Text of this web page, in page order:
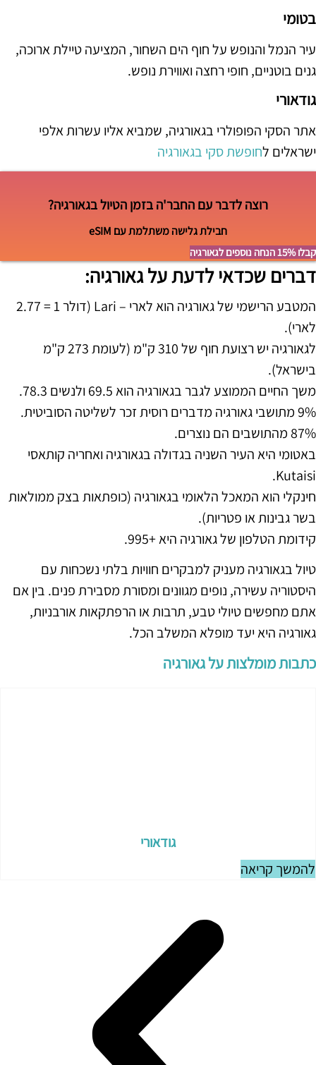
בטומי
עיר הנמל והנופש על חוף הים השחור, המציעה טיילת ארוכה,
גנים בוטניים, חופי רחצה ואווירת נופש.
גודאורי
אתר הסקי הפופולרי בגאורגיה, שמביא אליו עשרות אלפי
ישראלים לחופשת סקי בגאורגיה
רוצה לדבר עם החבר'ה בזמן הטיול בגאורגיה?
חבילת גלישה משתלמת עם eSIM
קבלו 15% הנחה נוספים לגאורגיה
דברים שכדאי לדעת על גאורגיה:
המטבע הרישמי של גאורגיה הוא לארי – Lari (דולר 1 = 2.77
לארי).
לגאורגיה יש רצועת חוף של 310 ק"מ (לעומת 273 ק"מ
בישראל).
משך החיים הממוצע לגבר בגאורגיה הוא 69.5 ולנשים 78.3.
9% מתושבי גאורגיה מדברים רוסית זכר לשליטה הסוביטית.
87% מהתושבים הם נוצרים.
באטומי היא העיר השניה בגדולה בגאורגיה ואחריה קותאסי
Kutaisi.
חינקלי הוא המאכל הלאומי בגאורגיה (כופתאות בצק ממולאות
בשר גבינות או פטריות).
קידומת הטלפון של גאורגיה היא +995.
טיול בגאורגיה מעניק למבקרים חוויות בלתי נשכחות עם
היסטוריה עשירה, נופים מגוונים ומסורת מסבירת פנים. בין אם
אתם מחפשים טיולי טבע, תרבות או הרפתקאות אורבניות,
גאורגיה היא יעד מופלא המשלב הכל.
כתבות מומלצות על גאורגיה
גודאורי
להמשך קריאה